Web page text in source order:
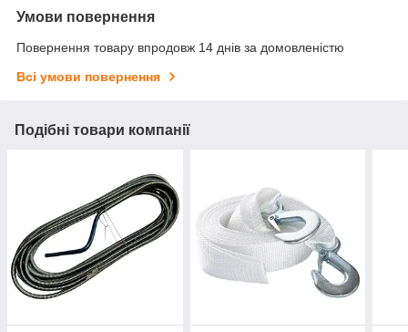
Умови повернення
Повернення товару впродовж 14 днів за домовленістю
Всі умови повернення
Подібні товари компанії